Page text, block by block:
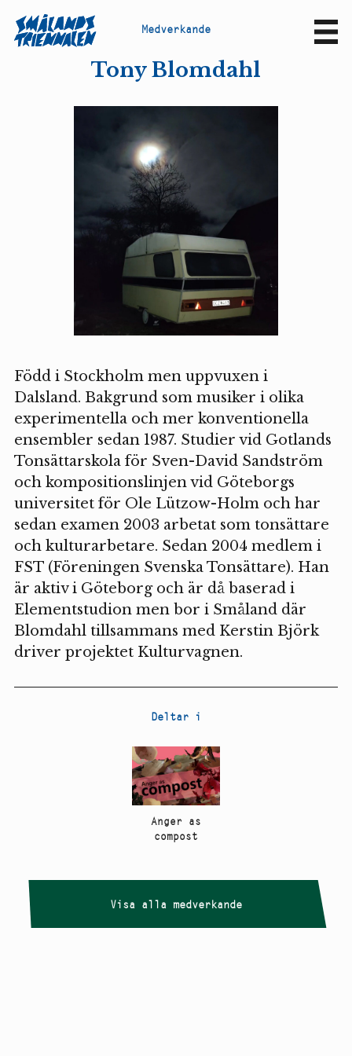
Medverkande
Tony Blomdahl
Född i Stockholm men uppvuxen i
Dalsland. Bakgrund som musiker i olika
experimentella och mer konventionella
ensembler sedan 1987. Studier vid Gotlands
Tonsättarskola för Sven-David Sandström
och kompositionslinjen vid Göteborgs
universitet för Ole Lützow-Holm och har
sedan examen 2003 arbetat som tonsättare
och kulturarbetare. Sedan 2004 medlem i
FST (Föreningen Svenska Tonsättare). Han
är aktiv i Göteborg och är då baserad i
Elementstudion men bor i Småland där
Blomdahl tillsammans med Kerstin Björk
driver projektet Kulturvagnen.
Deltar i
Anger as
compost
Visa alla medverkande